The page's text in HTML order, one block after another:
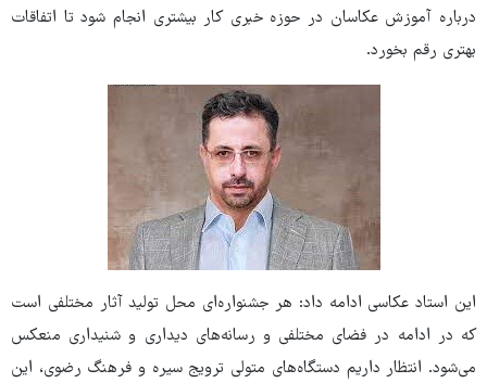
درباره آموزش عکاسان در حوزه خبری کار بیشتری انجام شود تا اتفاقات
بهتری رقم بخورد.
این استاد عکاسی ادامه داد: هر جشنواره‌ای محل تولید آثار مختلفی است
که در ادامه در فضای مختلفی و رسانه‌های دیداری و شنیداری منعکس
می‌شود. انتظار داریم دستگاه‌های متولی ترویج سیره و فرهنگ رضوی، این